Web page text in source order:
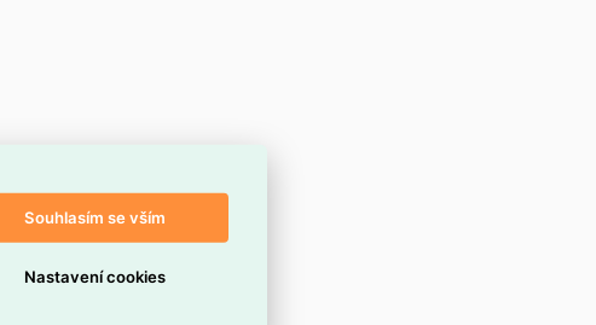
Souhlasím se vším
Nastavení cookies